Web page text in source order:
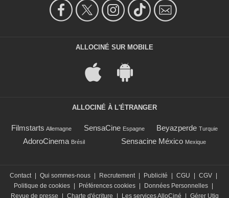
ALLOCINÉ SUR MOBILE
ALLOCINÉ À L'ÉTRANGER
Filmstarts Allemagne SensaCine Espagne Beyazperde Turquie
AdoroCinema Brésil Sensacine México Mexique
Contact Qui sommes-nous Recrutement Publicité CGU CGV
Politique de cookies
Préférences cookies Données Personnelles
Revue de presse
Charte d'écriture Les services AlloCiné Gérer Utiq